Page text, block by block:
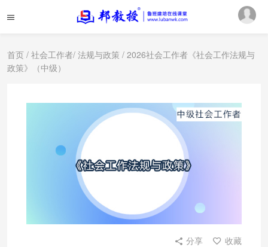
首页 / 社会工作者/ 法规与政策 / 2026社会工作者《社会工作法规与
政策》（中级）
分享 收藏